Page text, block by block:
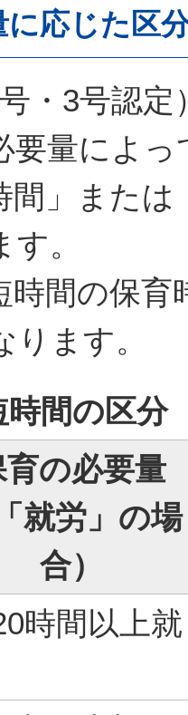
応じた区
・3号認定
要量によっ
間」また
。
時間の保育
ます。
間の区分
育の必要量
就労」の場
合）
時間以上就